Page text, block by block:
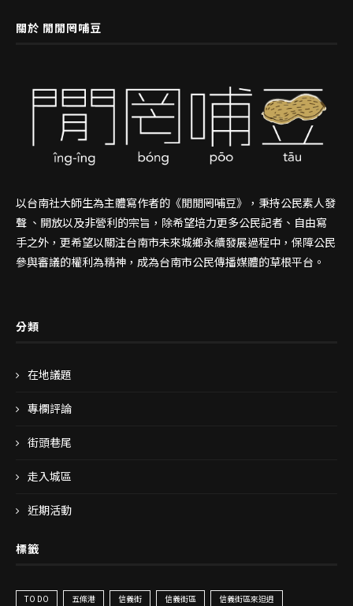
關於 閒閒罔哺豆
以台南社大師生為主體寫作者的《閒閒罔哺豆》，秉持公民素人發
聲 、開放以及非營利的宗旨，除希望培力更多公民記者、自由寫
手之外，更希望以關注台南市未來城鄉永續發展過程中，保障公民
參與審議的權利為精神，成為台南市公民傳播媒體的草根平台。
分類
在地議題
專欄評論
街頭巷尾
走入城區
近期活動
標籤
TO DO 五條港 信義街 信義街區 信義街區來𨑨迌